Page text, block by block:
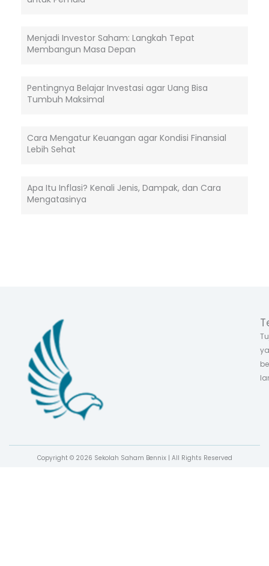
Menjadi Investor Saham: Langkah Tepat
Membangun Masa Depan
Pentingnya Belajar Investasi agar Uang Bisa
Tumbuh Maksimal
Cara Mengatur Keuangan agar Kondisi Finansial
Lebih Sehat
Apa Itu Inflasi? Kenali Jenis, Dampak, dan Cara
Mengatasinya
Copyright © 2026 Sekolah Saham Bennix | All Rights Reserved